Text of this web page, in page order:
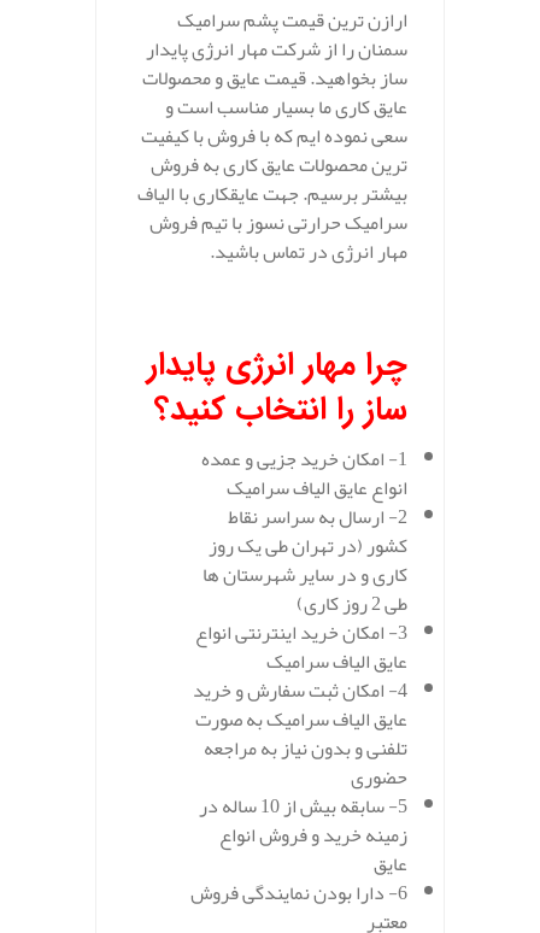
ارازن ترین قیمت پشم سرامیک
سمنان را از شرکت مهار انرژی پایدار
ساز بخواهید. قیمت عایق و محصولات
عایق کاری ما بسیار مناسب است و
سعی نموده ایم که با فروش با کیفیت
ترین محصولات عایق کاری به فروش
بیشتر برسیم. جهت عایقکاری با الیاف
سرامیک حرارتی نسوز با تیم فروش
مهار انرژی در تماس باشید.
چرا مهار انرژی پایدار
ساز را انتخاب کنید؟
1- امکان خرید جزیی و عمده
انواع عایق الیاف سرامیک
2- ارسال به سراسر نقاط
کشور (در تهران طی یک روز
کاری و در سایر شهرستان ها
طی 2 روز کاری)
3- امکان خرید اینترنتی انواع
عایق الیاف سرامیک
4- امکان ثبت سفارش و خرید
عایق الیاف سرامیک به صورت
تلفنی و بدون نیاز به مراجعه
حضوری
5- سابقه بیش از 10 ساله در
زمینه خرید و فروش انواع
عایق
6- دارا بودن نمایندگی فروش
معتبر